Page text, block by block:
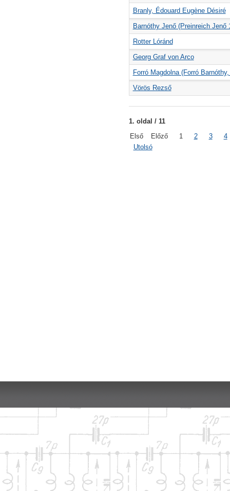
Branly, Édouard Eugène Désiré
Barnóthy Jenő (Preinreich Jenő
Rotter Lóránd
Georg Graf von Arco
Forró Magdolna (Forró
Vörös Rezső
1. oldal / 11
Első
Előző 1 2 3
4
Utolsó